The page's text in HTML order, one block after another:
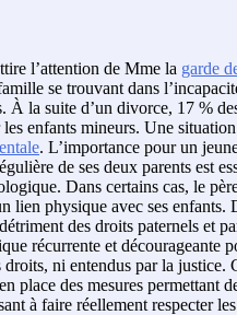
l’attention de Mme la garde
se trouvant dans
À la suite d’un divorce, 17 %
enfants mineurs. Une
. L’importance pour un
de ses deux parents est
Dans certains cas, le
lien physique avec ses enfants.
des droits paternels et
récurrente et décourageante
droits, ni entendus par la justice.
place des mesures permettant
à faire réellement respecter